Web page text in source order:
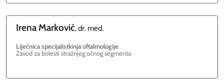
Irena Marković, dr. med.
Liječnica specijalistkinja oftalmologije
Zavod za bolesti stražnjeg očnog segmenta